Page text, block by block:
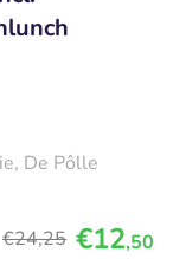
De Pôlle
€24,25 €12,50